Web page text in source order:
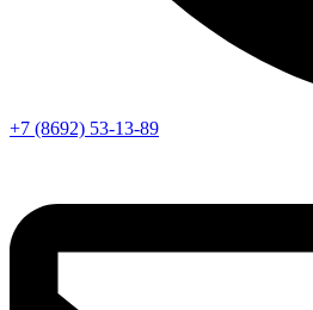
+7 (8692) 53-13-89